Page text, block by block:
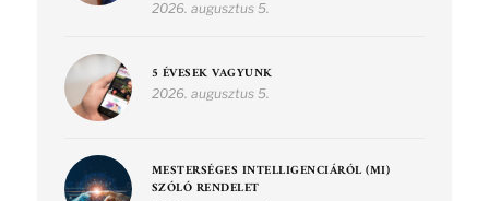
2026. augusztus 5.
5 ÉVESEK VAGYUNK
2026. augusztus 5.
MESTERSÉGES INTELLIGENCIÁRÓL (MI)
SZÓLÓ RENDELET